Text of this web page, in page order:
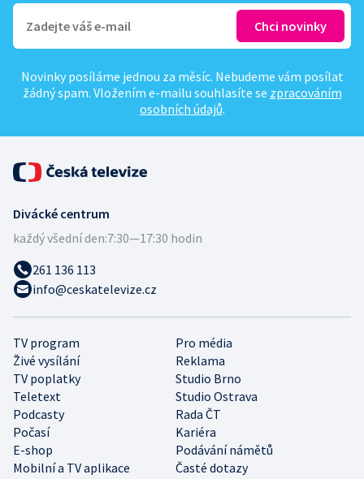
Novinky posíláme jednou za měsíc. Nebudeme vám posílat
žádný spam. Vložením e-mailu souhlasíte se zpracováním
osobních údajů.